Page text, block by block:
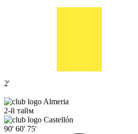
2'
Almeria
2-й тайм
Castellón
90' 60' 75'